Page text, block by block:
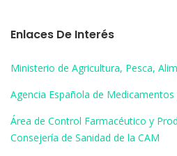
Enlaces De Interés
Ministerio de Agricultura, Pesca,
Agencia Española de
Área de Control Farmacéutico y
Consejería de Sanidad de la CAM